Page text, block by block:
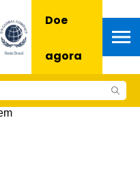
Doe
agora